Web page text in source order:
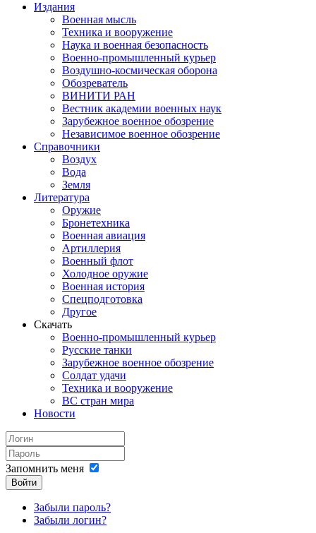
Издания
Военная мысль
Техника и вооружение
Наука и военная безопасность
Военно-промышленный курьер
Воздушно-космическая оборона
Обозреватель
ВИНИТИ РАН
Вестник академии военных наук
Зарубежное военное обозрение
Независимое военное обозрение
Справочники
Воздух
Вода
Земля
Литература
Оружие
Бронетехника
Военная авиация
Артиллерия
Военный флот
Холодное оружие
Военная история
Спецподготовка
Другое
Скачать
Военно-промышленный курьер
Русские танки
Зарубежное военное обозрение
Солдат удачи
Техника и вооружение
ВС стран мира
Новости
Запомнить меня
Войти
Забыли пароль?
Забыли логин?